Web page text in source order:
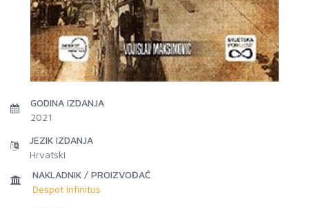
GODINA IZDANJA
2021
JEZIK IZDANJA
Hrvatski
NAKLADNIK / PROIZVOĐAČ
Despot Infinitus